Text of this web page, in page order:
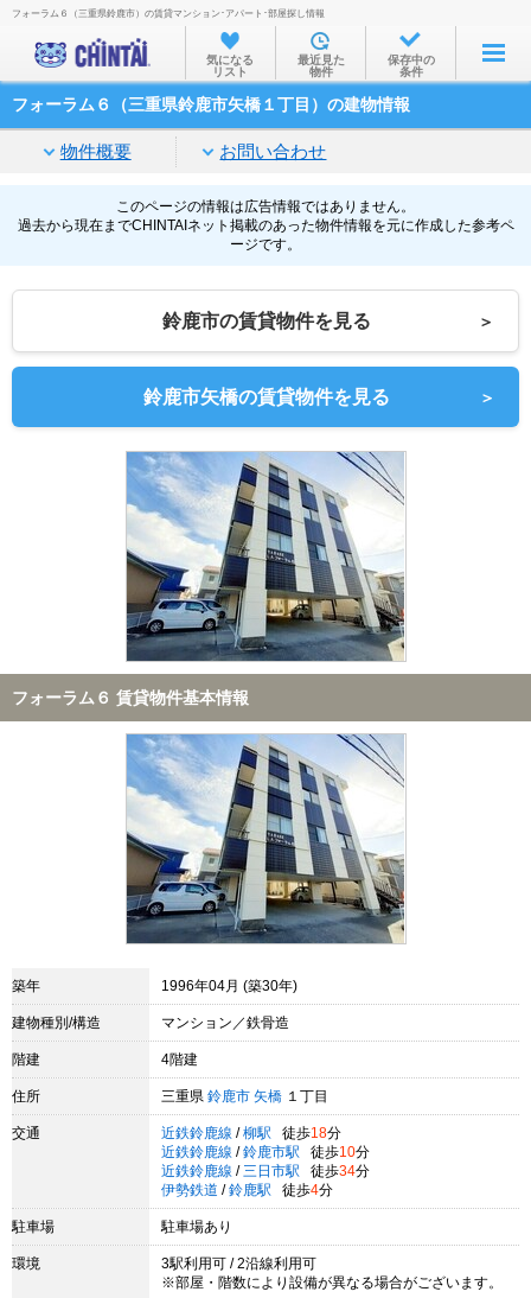
お部屋を探す
沿線・駅から
住所から
家賃相場から
通勤通学時間から
物件特集から
不動産会社から
TOP
フォーラム６（三重県鈴鹿市）の賃貸マンション･アパート･部屋探し情報
気になる
リスト
最近見た
物件
保存中の
条件
フォーラム６（三重県鈴鹿市矢橋１丁目）の建物情報
物件概要 お問い合わせ
このページの情報は広告情報ではありません。
過去から現在までCHINTAIネット掲載のあった物件情報を元に作成した参考ペ
ージです。
鈴鹿市の賃貸物件を見る ＞
鈴鹿市矢橋の賃貸物件を見る ＞
フォーラム６ 賃貸物件基本情報
築年 1996年04月 (築30年)
建物種別/構造 マンション／鉄骨造
階建 4階建
住所 三重県 鈴鹿市 矢橋 １丁目
交通 近鉄鈴鹿線 / 柳駅 徒歩18分
近鉄鈴鹿線 / 鈴鹿市駅 徒歩10分
近鉄鈴鹿線 / 三日市駅 徒歩34分
伊勢鉄道 / 鈴鹿駅 徒歩4分
駐車場 駐車場あり
環境
3駅利用可 / 2沿線利用可
※部屋・階数により設備が異なる場合がございます。